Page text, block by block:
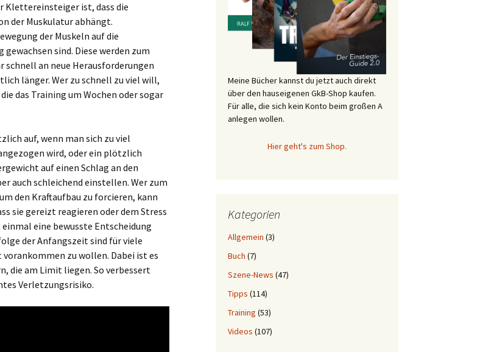
Klettereinsteiger ist, dass die
der Muskulatur abhängt.
der Muskeln auf die
sind. Diese werden zum
schnell an neue Herausforderungen
länger. Wer zu schnell zu viel will,
das Training um Wochen oder sogar
auf, wenn man sich zu viel
wird, oder ein plötzlich
auf einen Schlag an den
auch schleichend einstellen. Wer zum
den Kraftaufbau zu forcieren, kann
sie gereizt reagieren oder dem Stress
eine bewusste Entscheidung
der Anfangszeit sind für viele
zu wollen. Dabei ist es
die am Limit liegen. So verbessert
Verletzungsrisiko.
Meine Bücher kannst du jetzt auch direkt
über den hauseigenen GkB-Shop kaufen.
Für alle, die sich kein Konto beim großen A
anlegen wollen.
Hier geht's zum Shop.
Kategorien
Allgemein (3)
Buch (7)
Szene-News (47)
Tipps (114)
Training (53)
Videos (107)